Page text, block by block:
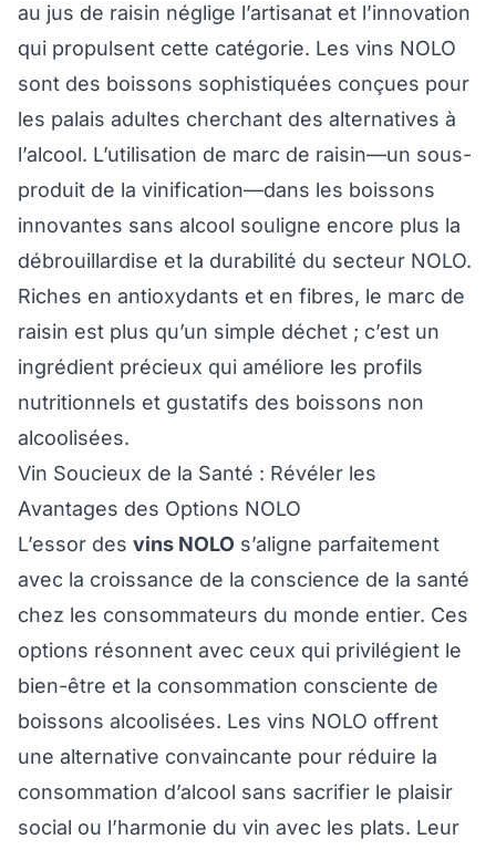
au jus de raisin néglige l’artisanat et l’innovation
qui propulsent cette catégorie. Les vins NOLO
sont des boissons sophistiquées conçues pour
les palais adultes cherchant des alternatives à
l’alcool. L’utilisation de marc de raisin—un sous-
produit de la vinification—dans les boissons
innovantes sans alcool souligne encore plus la
débrouillardise et la durabilité du secteur NOLO.
Riches en antioxydants et en fibres, le marc de
raisin est plus qu’un simple déchet ; c’est un
ingrédient précieux qui améliore les profils
nutritionnels et gustatifs des boissons non
alcoolisées.
Vin Soucieux de la Santé : Révéler les
Avantages des Options NOLO
L’essor des vins NOLO s’aligne parfaitement
avec la croissance de la conscience de la santé
chez les consommateurs du monde entier. Ces
options résonnent avec ceux qui privilégient le
bien-être et la consommation consciente de
boissons alcoolisées. Les vins NOLO offrent
une alternative convaincante pour réduire la
consommation d’alcool sans sacrifier le plaisir
social ou l’harmonie du vin avec les plats. Leur